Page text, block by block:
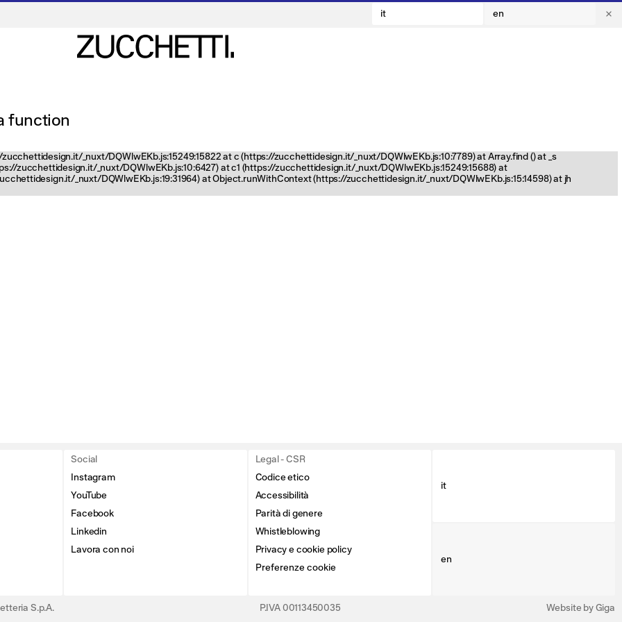
it en
function
_nuxt/DQWlwEKb.js:15249:15822 at c (https://zucchettidesign.it/_nuxt/DQWlwEKb.js:10:7789) at Array.find () at _s
zucchettidesign.it/_nuxt/DQWlwEKb.js:10:6427) at c1 (https://zucchettidesign.it/_nuxt/DQWlwEKb.js:15249:15688) at
_nuxt/DQWlwEKb.js:19:31964) at Object.runWithContext (https://zucchettidesign.it/_nuxt/DQWlwEKb.js:15:14598) at jh
Social
Instagram
YouTube
Facebook
Linkedin
Lavora con noi
Legal - CSR
Codice etico
Accessibilità
Parità di genere
Whistleblowing
Privacy e cookie policy
Preferenze cookie
it
en
S.p.A. P.IVA 00113450035 Website by Giga